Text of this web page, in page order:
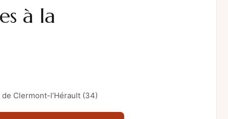
à la
Clermont-l’Hérault (34)